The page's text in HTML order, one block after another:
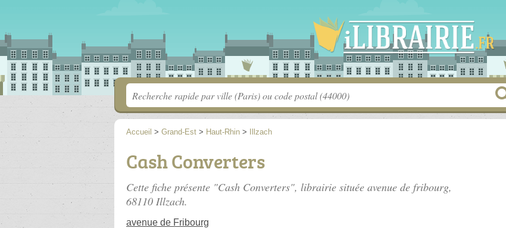
Accueil > Grand-Est > Haut-Rhin > Illzach
Cash Converters
Cette fiche présente "Cash Converters", librairie située avenue de fribourg,
68110 Illzach.
avenue de Fribourg